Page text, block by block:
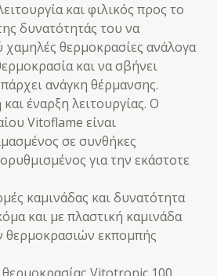
και φιλικός προς το
δυνατότητάς του να
χαμηλές θερμοκρασίες ανάλογα
και να σβήνει
ανάγκη θέρμανσης.
έναρξη λειτουργίας. Ο
Vitoflame είναι
σε συνθήκες
για την εκάστοτε
καμινάδας και δυνατότητα
και με πλαστική καμινάδα
εκπομπής